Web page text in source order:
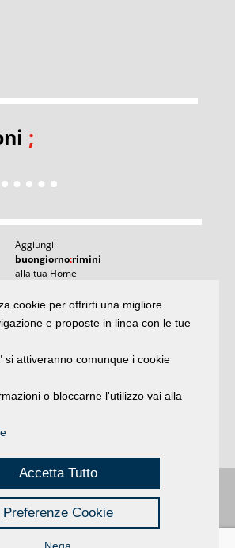
;
Aggiungi
buongiorno:rimini
alla tua Home
Articoli: il meglio di buongiornoRimini
Argomenti:la storia delle notizie
una testata registrata presso il Tribunale di Rimini
2 /28/02/2012| © 2024 buongiornoRimini
cookie per offrirti una migliore
e proposte in linea con le tue
si attiveranno comunque i cookie
o bloccarne l'utilizzo vai alla
Accetta Tutto
Preferenze Cookie